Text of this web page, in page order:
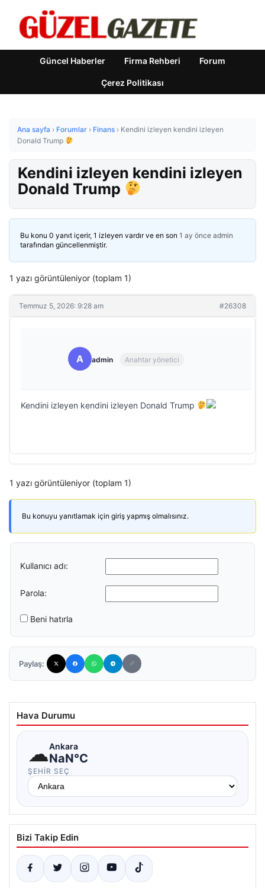
Güncel Haberler Firma Rehberi Forum
Çerez Politikası
Ana sayfa › Forumlar › Finans › Kendini izleyen kendini izleyen
Donald Trump
Kendini izleyen kendini izleyen
Donald Trump
Bu konu 0 yanıt içerir, 1 izleyen vardır ve en son 1 ay önce admin
tarafından güncellenmiştir.
1 yazı görüntüleniyor (toplam 1)
Temmuz 5, 2026: 9:28 am #26308
A admin Anahtar yönetici
Kendini izleyen kendini izleyen Donald Trump
1 yazı görüntüleniyor (toplam 1)
Bu konuyu yanıtlamak için giriş yapmış olmalısınız.
Kullanıcı adı:
Parola:
Beni hatırla
Paylaş:
Hava Durumu
☁Ankara
NaN°C
ŞEHIR SEÇ
Bizi Takip Edin